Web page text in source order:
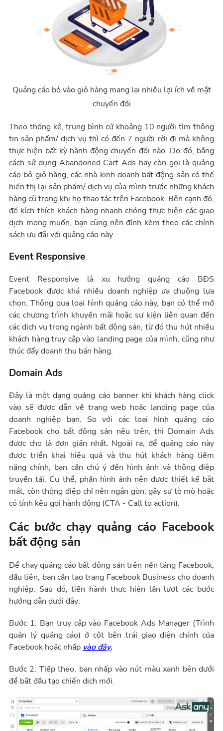
Quảng cáo bỏ vào giỏ hàng mang lại nhiều lợi ích về mặt
chuyển đổi
Theo thống kê, trung bình cứ khoảng 10 người tìm thông
tin sản phẩm/ dịch vụ thì có đến 7 người rời đi mà không
thực hiện bất kỳ hành động chuyển đổi nào. Do đó, bằng
cách sử dụng Abandoned Cart Ads hay còn gọi là quảng
cáo bỏ giỏ hàng, các nhà kinh doanh bất động sản có thể
hiển thị lại sản phẩm/ dịch vụ của mình trước những khách
hàng cũ trong khi họ thao tác trên Facebook. Bên cạnh đó,
để kích thích khách hàng nhanh chóng thực hiện các giao
dịch mong muốn, bạn cũng nên đính kèm theo các chính
sách ưu đãi với quảng cáo này.
Event Responsive
Event Responsive là xu hướng quảng cáo BĐS
Facebook được khá nhiều doanh nghiệp ưa chuộng lựa
chọn. Thông qua loại hình quảng cáo này, bạn có thể mở
các chương trình khuyến mãi hoặc sự kiện liên quan đến
các dịch vụ trong ngành bất động sản, từ đó thu hút nhiều
khách hàng truy cập vào landing page của mình, cũng như
thúc đẩy doanh thu bán hàng.
Domain Ads
Đây là một dạng quảng cáo banner khi khách hàng click
vào sẽ được dẫn về trang web hoặc landing page của
doanh nghiệp bạn. So với các loại hình quảng cáo
Facebook cho bất động sản nêu trên, thì Domain Ads
được cho là đơn giản nhất. Ngoài ra, để quảng cáo này
được triển khai hiệu quả và thu hút khách hàng tiềm
năng chính, bạn cần chú ý đến hình ảnh và thông điệp
truyền tải. Cụ thể, phần hình ảnh nên được thiết kế bắt
mắt, còn thông điệp chỉ nên ngắn gòn, gây sự tò mò hoặc
có tính kêu gọi hành động (CTA - Call to action).
Các bước chạy quảng cáo Facebook
bất động sản
Để chạy quảng cáo bất động sản trên nền tảng Facebook,
đầu tiên, bạn cần tạo trang Facebook Business cho doanh
nghiệp. Sau đó, tiến hành thực hiện lần lượt các bước
hướng dẫn dưới đây:
Bước 1: Bạn truy cập vào Facebook Ads Manager (Trình
quản lý quảng cáo) ở cột bên trái giao diện chính của
Facebook hoặc nhấp vào đây.
Bước 2: Tiếp theo, bạn nhấp vào nút màu xanh bên dưới
để bắt đầu tạo chiến dịch mới.